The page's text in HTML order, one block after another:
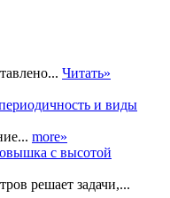
Читать»
more»
решает задачи,...